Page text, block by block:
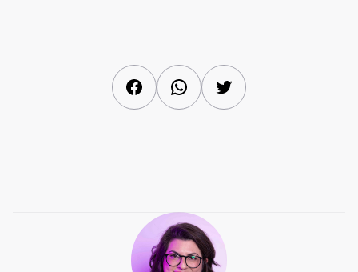
FacebookWhatsAppTwitter